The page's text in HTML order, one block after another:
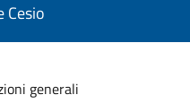
Cesio
generali